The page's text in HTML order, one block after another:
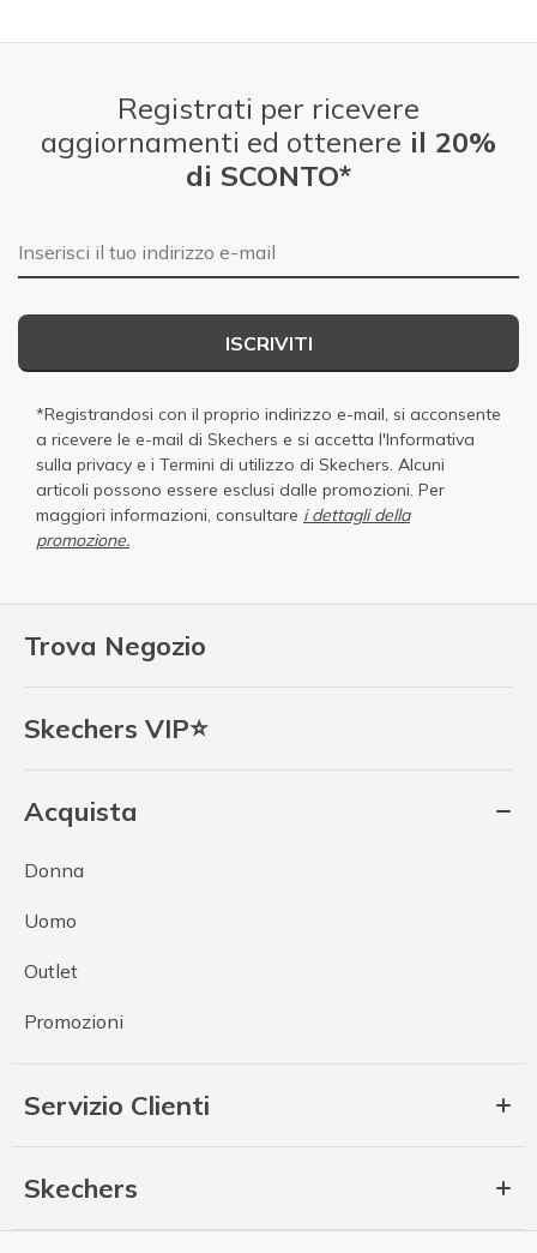
Trova Negozio
Skechers VIP⭐
Acquista
Donna
Uomo
Outlet
Promozioni
Servizio Clienti
Skechers
Registrati per ricevere
aggiornamenti ed ottenere il 20%
di SCONTO*
E-mail
ISCRIVITI
*Registrandosi con il proprio indirizzo e-mail, si acconsente
a ricevere le e-mail di Skechers e si accetta l'Informativa
sulla privacy e i Termini di utilizzo di Skechers. Alcuni
articoli possono essere esclusi dalle promozioni. Per
maggiori informazioni, consultare i dettagli della
promozione.